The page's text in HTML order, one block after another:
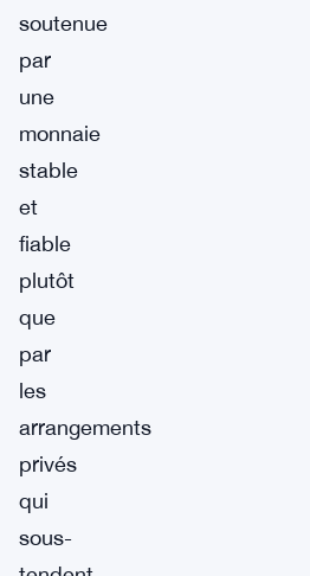
soutenue
par
une
monnaie
stable
et
fiable
plutôt
que
par
les
arrangements
privés
qui
sous-